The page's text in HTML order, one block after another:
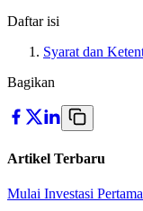
Daftar isi
Syarat dan
Bagikan
Artikel Terbaru
Mulai Investasi